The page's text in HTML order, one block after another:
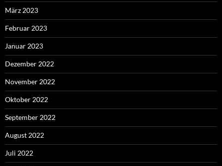
März 2023
Februar 2023
Januar 2023
Dezember 2022
November 2022
Oktober 2022
September 2022
August 2022
Juli 2022